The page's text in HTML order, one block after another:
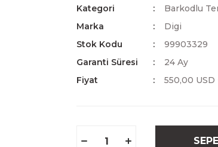
Kategori
Barkodlu
Marka
Digi
Stok Kodu
99903329
Garanti Süresi
24 Ay
Fiyat
550,00 USD